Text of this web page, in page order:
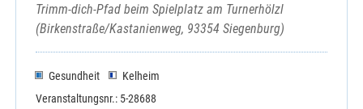
Trimm-dich-Pfad beim Spielplatz am Turnerhölzl
(Birkenstraße/Kastanienweg, 93354 Siegenburg)
Gesundheit
Kelheim
Veranstaltungsnr.: 5-28688